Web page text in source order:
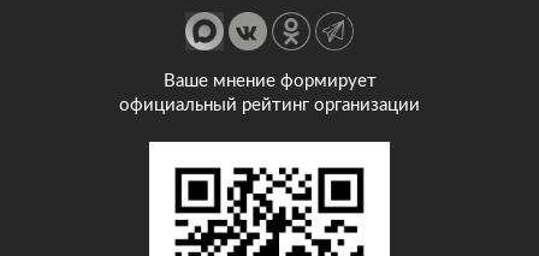
Ваше мнение формирует
официальный рейтинг организации